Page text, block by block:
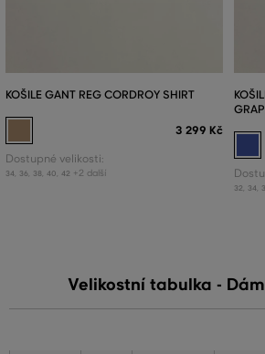
KOŠILE GANT REG CORDROY SHIRT
3 299 Kč
Dostupné velikosti:
34 36 38 40 42 +2 další
32 34
Velikostní tabulka -